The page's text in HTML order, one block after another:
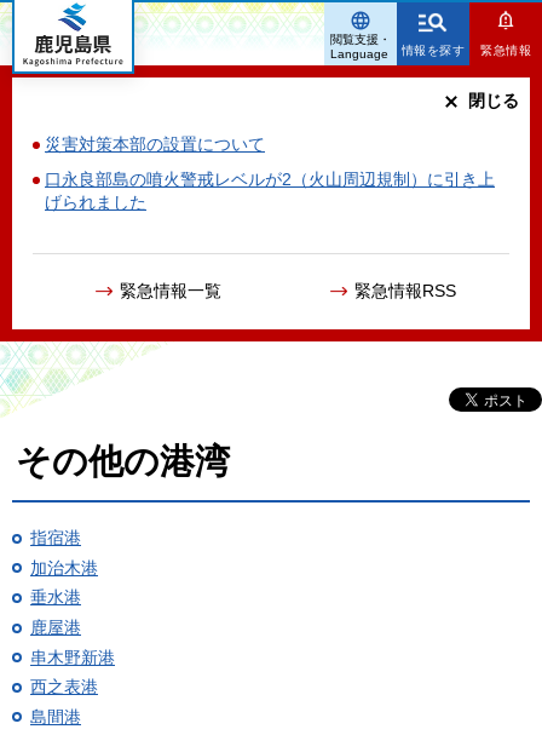
鹿児島県
情報を探す 緊急情報
災害対策本部の設置について
口永良部島の噴火警戒レベルが2（火山周辺規制）に引き上
げられました
緊急情報一覧 緊急情報RSS
閉じる
閲覧支援・
Language
その他の港湾
指宿港
加治木港
垂水港
鹿屋港
串木野新港
西之表港
島間港